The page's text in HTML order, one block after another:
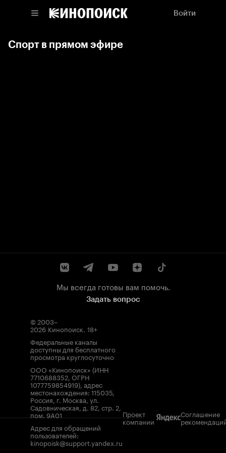
Войти
Спорт в прямом эфире
Мы всегда готовы вам помочь.
Задать вопрос
© 2003–
2026 Кинопоиск. 18+
Федеральные каналы
доступны для бесплатного
просмотра круглосуточно
ООО «Кинопоиск» (ИНН
7710688352, ОГРН
1077759854919), адрес
местонахождения: 115035,
Россия, г. Москва, ул.
Садовническая, д. 82, стр. 2,
пом. 9А01
Адрес для обращений
пользователей:
kinopoisk@support.yandex.ru
Проект
компании
Соглашение